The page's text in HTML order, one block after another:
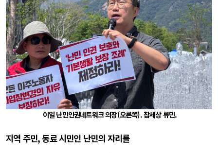
이일 난민인권네트워크 의장(오른쪽). 참세상 류민.
지역 주민, 동료 시민인 난민의 자리를